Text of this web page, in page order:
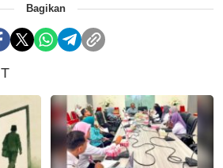
Bagikan